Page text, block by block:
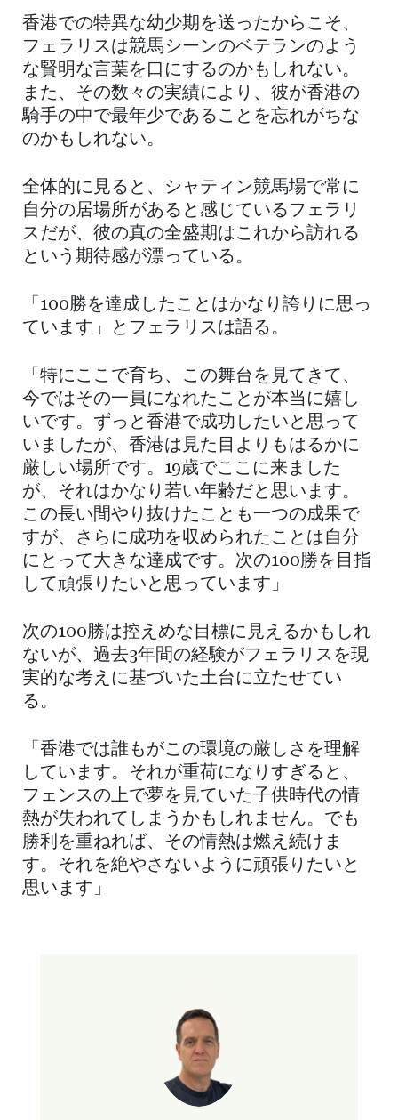
香港での特異な幼少期を送ったからこそ、
フェラリスは競馬シーンのベテランのよう
な賢明な言葉を口にするのかもしれない。
また、その数々の実績により、彼が香港の
騎手の中で最年少であることを忘れがちな
のかもしれない。
全体的に見ると、シャティン競馬場で常に
自分の居場所があると感じているフェラリ
スだが、彼の真の全盛期はこれから訪れる
という期待感が漂っている。
「100勝を達成したことはかなり誇りに思っ
ています」とフェラリスは語る。
「特にここで育ち、この舞台を見てきて、
今ではその一員になれたことが本当に嬉し
いです。ずっと香港で成功したいと思って
いましたが、香港は見た目よりもはるかに
厳しい場所です。19歳でここに来ました
が、それはかなり若い年齢だと思います。
この長い間やり抜けたことも一つの成果で
すが、さらに成功を収められたことは自分
にとって大きな達成です。次の100勝を目指
して頑張りたいと思っています」
次の100勝は控えめな目標に見えるかもしれ
ないが、過去3年間の経験がフェラリスを現
実的な考えに基づいた土台に立たせてい
る。
「香港では誰もがこの環境の厳しさを理解
しています。それが重荷になりすぎると、
フェンスの上で夢を見ていた子供時代の情
熱が失われてしまうかもしれません。でも
勝利を重ねれば、その情熱は燃え続けま
す。それを絶やさないように頑張りたいと
思います」